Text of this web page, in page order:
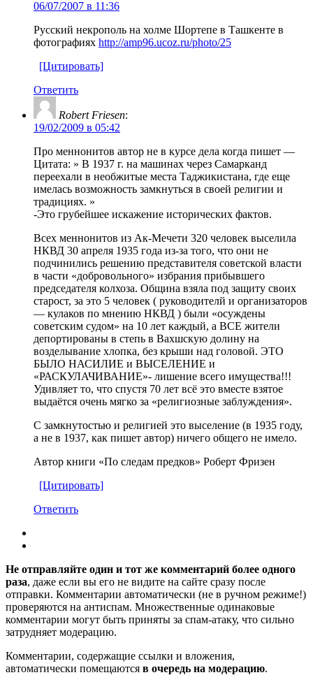
06/07/2007 в 11:36
Русский некрополь на холме Шортепе в Ташкенте в
фотографиях http://amp96.ucoz.ru/photo/25
[Цитировать]
Ответить
Robert Friesen:
19/02/2009 в 05:42
Про меннонитов автор не в курсе дела когда пишет —
Цитата: » В 1937 г. на машинах через Самарканд
переехали в необжитые места Таджикистана, где еще
имелась возможность замкнуться в своей религии и
традициях. »
-Это грубейшее искажение исторических фактов.
Всех меннонитов из Ак-Мечети 320 человек выселила
НКВД 30 апреля 1935 года из-за того, что они не
подчинились решению представителя советской власти
в части «добровольного» избрания прибывшего
председателя колхоза. Община взяла под защиту своих
старост, за это 5 человек ( руководителй и организаторов
— кулаков по мнению НКВД ) были «осуждены
советским судом» на 10 лет каждый, а ВСЕ жители
депортированы в степь в Вахшскую долину на
возделывание хлопка, без крыши над головой. ЭТО
БЫЛО НАСИЛИЕ и ВЫСЕЛЕНИЕ и
«РАСКУЛАЧИВАНИЕ»- лишение всего имущества!!!
Удивляет то, что спустя 70 лет всё это вместе взятое
выдаётся очень мягко за «религиозные заблуждения».
С замкнутостью и религией это выселение (в 1935 году,
а не в 1937, как пишет автор) ничего общего не имело.
Автор книги «По следам предков» Роберт Фризен
[Цитировать]
Ответить
Не отправляйте один и тот же комментарий более одного
раза, даже если вы его не видите на сайте сразу после
отправки. Комментарии автоматически (не в ручном режиме!)
проверяются на антиспам. Множественные одинаковые
комментарии могут быть приняты за спам-атаку, что сильно
затрудняет модерацию.
Комментарии, содержащие ссылки и вложения,
автоматически помещаются в очередь на модерацию.